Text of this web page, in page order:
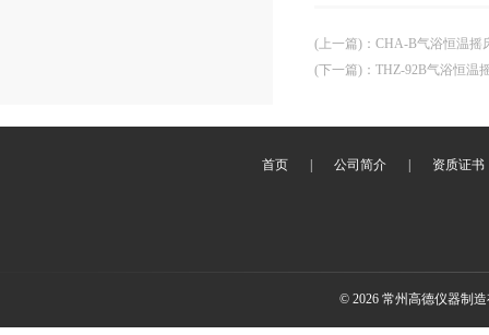
(上一篇) ： CHA-B气浴恒温摇
(下一篇) ： THZ-92B气浴恒温
首页 公司简介 资质证书
© 2026 常州高德仪器制